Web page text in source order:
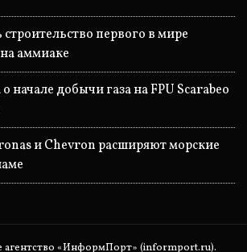
первого в мире
аммиаке
начале добычи газа на FPU Scarabeo
и Chevron расширяют морские
«ИнформПорт» (informport.ru).